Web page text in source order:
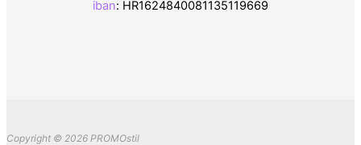
iban: HR1624840081135119669
Copyright © 2026 PROMOstil